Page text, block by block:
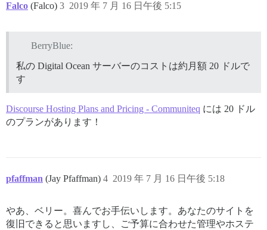
Falco (Falco) 2019 年 7 月 16 日午後 5:15
3
BerryBlue:
私の Digital Ocean サーバーのコストは約月額 20 ドルで
す
Discourse Hosting Plans and Pricing - Communiteq には 20 ドル
のプランがあります！
pfaffman (Jay Pfaffman) 2019 年 7 月 16 日午後 5:18
4
やあ、ベリー。喜んでお手伝いします。あなたのサイトを
復旧できると思いますし、ご予算に合わせた管理やホステ